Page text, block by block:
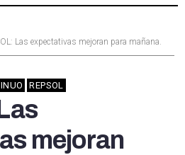
Las expectativas mejoran para mañana.
REPSOL
mejoran